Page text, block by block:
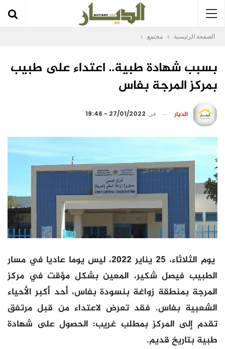
الصفحة الرئيسية مجتمع
بسبب شهادة طبية.. اعتداء على طبيب
بمركز المرجة بفاس
الديار في 27/01/2022 - 19:46
يوم الثلاثاء، 25 يناير 2022، ليس يوما عاديا في مسار
الطبيب فيصل شكير، المعين بشكل مؤقت في مركز
المرجة بمنطقة زواغة بنسودة بفاس، أحد أكبر الأحياء
الشعبية بفاس. فقد تعرض لاعتداء من قبل مرتفق
تقدم إلى المركز بمطلب غريب: الحصول على شهادة
طبية بتاريخ قديم.